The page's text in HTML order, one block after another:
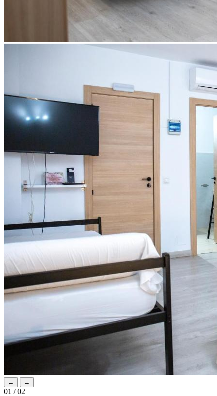
← →
01 / 02